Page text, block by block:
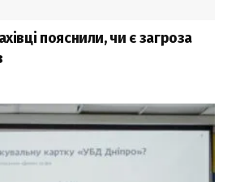
пояснили, чи є загроза